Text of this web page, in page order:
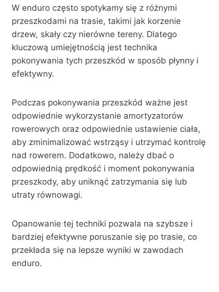
W enduro często spotykamy się z różnymi
przeszkodami na trasie, takimi jak korzenie
drzew, skały czy nierówne tereny. Dlatego
kluczową umiejętnością jest technika
pokonywania tych przeszkód w sposób płynny i
efektywny.
Podczas pokonywania przeszkód ważne jest
odpowiednie wykorzystanie amortyzatorów
rowerowych oraz odpowiednie ustawienie ciała,
aby zminimalizować wstrząsy i utrzymać kontrolę
nad rowerem. Dodatkowo, należy dbać o
odpowiednią prędkość i moment pokonywania
przeszkody, aby uniknąć zatrzymania się lub
utraty równowagi.
Opanowanie tej techniki pozwala na szybsze i
bardziej efektywne poruszanie się po trasie, co
przekłada się na lepsze wyniki w zawodach
enduro.